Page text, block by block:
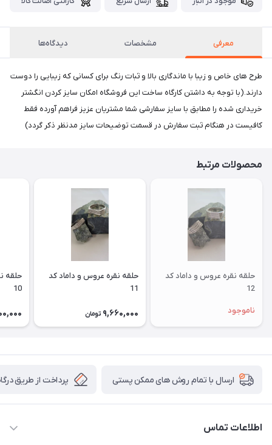
معرفی مشخصات دیدگاه‌ها
طرح های خاص و زیبا با ماندگاری بالا و ثبات رنگ برای کسانی که زیبایی را دوست
دارند.(با توجه به داشتن کارگاه ساخت این فروشگاه امکان سایز کردن انگشتر
خریداری شده را مطابق با سایز سفارشی شما مشتریان عزیز فراهم آورده فقط
کافیست در هنگام ثبت سفارش در قسمت توضیحات سایز مدنظر ذکر گردد)
محصولات مرتبط
حلقه نقره عروس و داماد کد
12
ناموجود
حلقه نقره عروس و داماد کد
11
9,660,000 تومان
حلقه
10
ارسال با تمام روش های ممکن پستی پرداخت از طریق
اطلاعات تماس